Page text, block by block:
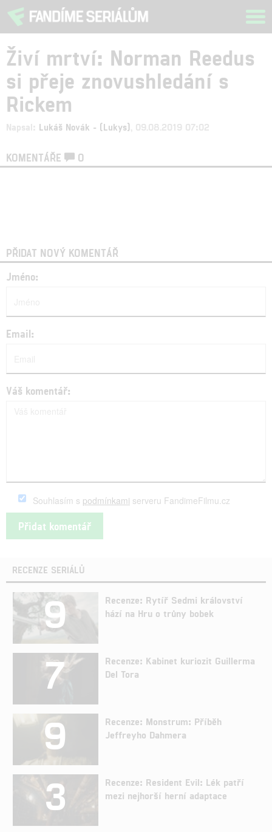
Živí mrtví: Norman Reedus
si přeje znovushledání s
Rickem
Napsal: Lukáš Novák - (Lukys) , 09.08.2019 07:02
KOMENTÁŘE 0
PŘIDAT NOVÝ KOMENTÁŘ
Jméno:
Email:
Váš komentář:
Souhlasím s podmínkami serveru FandimeFilmu.cz
RECENZE SERIÁLŮ
9
Recenze: Rytíř Sedmi království
hází na Hru o trůny bobek
7
Recenze: Kabinet kuriozit Guillerma
Del Tora
9
Recenze: Monstrum: Příběh
Jeffreyho Dahmera
3
Recenze: Resident Evil: Lék patří
mezi nejhorší herní adaptace